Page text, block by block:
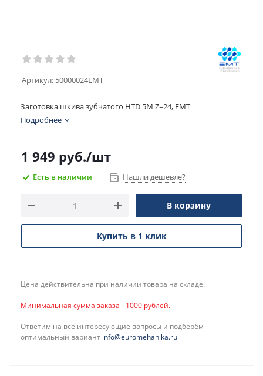
Артикул: 50000024EMT
Заготовка шкива зубчатого HTD 5M Z=24, EMT
Подробнее
1 949 руб./шт
Есть в наличии Нашли дешевле?
В корзину
Купить в 1 клик
Цена действительна при наличии товара на складе.
Минимальная сумма заказа - 1000 рублей.
Ответим на все интересующие вопросы и подберём
оптимальный вариант info@euromehanika.ru